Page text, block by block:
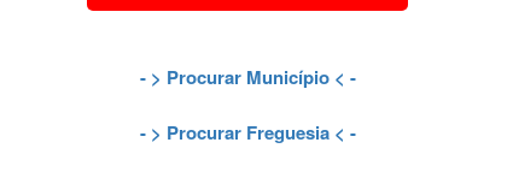
- > Procurar Município< -
- > Procurar Freguesia< -